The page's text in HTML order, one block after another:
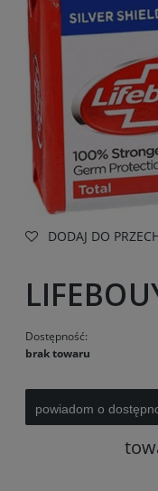
DODAJ DO
Dostępność:
brak towaru
powiadom o